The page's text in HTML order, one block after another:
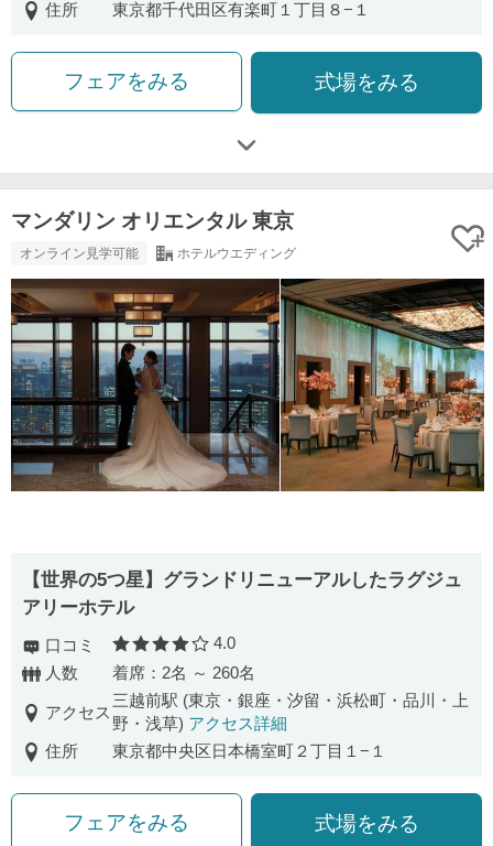
住所
東京都千代田区有楽町１丁目８−１
フェアをみる 式場をみる
マンダリン オリエンタル 東京
オンライン見学可能 ホテルウエディング
【世界の5つ星】グランドリニューアルしたラグジュ
アリーホテル
口コミ 口コミ評価
4.0
人数
着席：2名 ～ 260名
アクセス
三越前駅 (東京・銀座・汐留・浜松町・品川・上
野・浅草) アクセス詳細
住所
東京都中央区日本橋室町２丁目１−１
フェアをみる 式場をみる